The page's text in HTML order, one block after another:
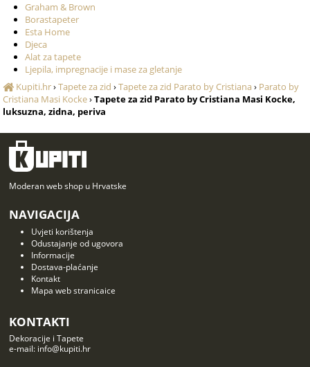
Graham & Brown
Borastapeter
Esta Home
Djeca
Alat za tapete
Ljepila, impregnacije i mase za gletanje
Kupiti.hr›Tapete za zid ›Tapete za zid Parato by Cristiana› Parato by
Cristiana Masi Kocke›Tapete za zid Parato by Cristiana Masi Kocke,
luksuzna, zidna, periva
Moderan web shop u Hrvatske
NAVIGACIJA
Uvjeti korištenja
Odustajanje od ugovora
Informacije
Dostava-plaćanje
Kontakt
Mapa web stranicaice
KONTAKTI
Dekoracije i Tapete
e-mail: info@kupiti.hr